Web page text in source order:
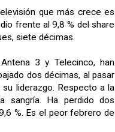
que más crece es
frente al 9,8 % del share
siete décimas.
3 y Telecinco, han
dos décimas, al pasar
liderazgo. Respecto a la
sangría. Ha perdido dos
%. Es el peor febrero de